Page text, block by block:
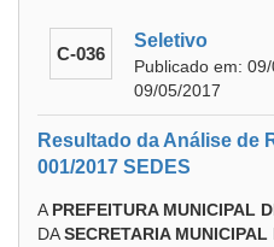
C-036
Seletivo
Publicado em:
09/05/2017
Resultado da Análise de
001/2017 SEDES
A PREFEITURA MUNICIPAL
DASECRETARIA